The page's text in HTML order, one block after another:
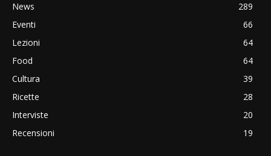
News
289
Eventi
66
Lezioni
64
Food
64
Cultura
39
Ricette
28
Interviste
20
Recensioni
19